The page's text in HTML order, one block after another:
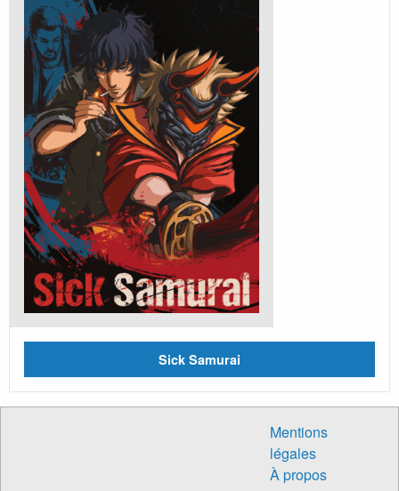
Sick Samurai
Mentions
légales
À propos